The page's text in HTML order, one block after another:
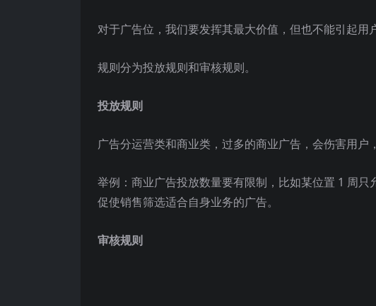
对于广告位，我们要发挥其最大价值，但也不能引起用
规则分为投放规则和审核规则。
投放规则
广告分运营类和商业类，过多的商业广告，会伤害用
举例：商业广告投放数量要有限制，比如某位置 1 周
促使销售筛选适合自身业务的广告。
审核规则